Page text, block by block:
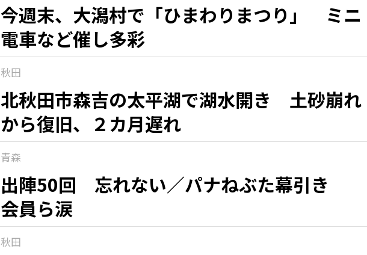
今週末、大潟村で「ひまわりまつり」 ミニ
電車など催し多彩
秋田
北秋田市森吉の太平湖で湖水開き 土砂崩れ
から復旧、２カ月遅れ
青森
出陣50回 忘れない／パナねぶた幕引き
会員ら涙
秋田